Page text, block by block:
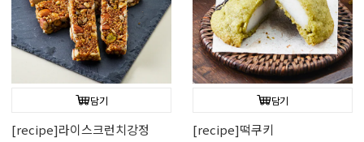
담기
[recipe]라이스크런치강정
담기
[recipe]떡쿠키